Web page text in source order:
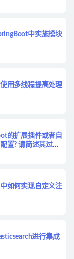
中实施模块
用多线程提高处理
的扩展插件或者自
置? 请简述其过
如何实现自定义注
进行集成